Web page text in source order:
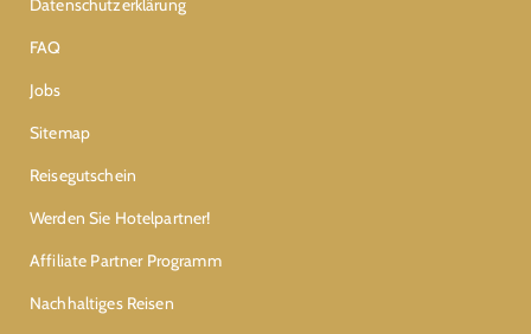
Datenschutzerklärung
FAQ
Jobs
Sitemap
Reisegutschein
Werden Sie Hotelpartner!
Affiliate Partner Programm
Nachhaltiges Reisen